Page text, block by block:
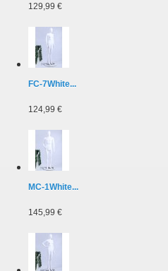
129,99 €
FC-7White...
124,99 €
MC-1White...
145,99 €